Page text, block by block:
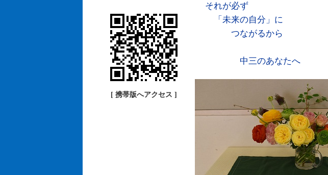
それが必ず
「未来の自分」に
つながるから
中三のあなたへ
[ 携帯版へアクセス ]